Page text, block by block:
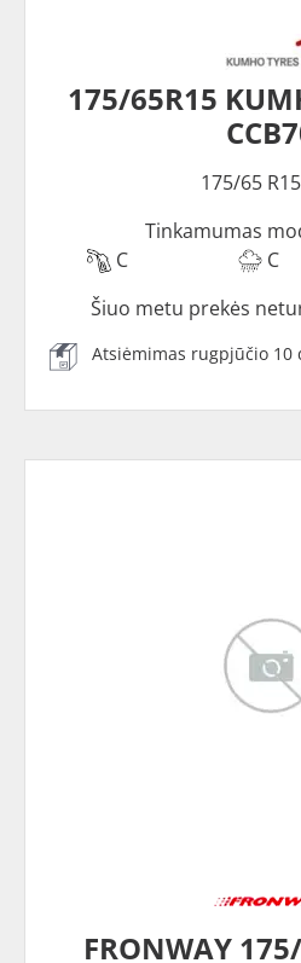
175/65R15
175/65
Tinkamumas
C
C
Šiuo metu prekės
Atsiėmimas rugpjūčio 10
FRONWAY